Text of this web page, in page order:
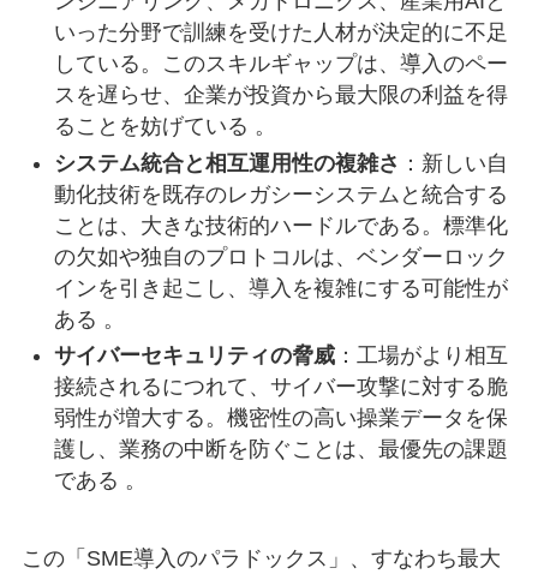
いった分野で訓練を受けた人材が決定的に不足
している。このスキルギャップは、導入のペー
スを遅らせ、企業が投資から最大限の利益を得
ることを妨げている 。
システム統合と相互運用性の複雑さ ：新しい自
動化技術を既存のレガシーシステムと統合する
ことは、大きな技術的ハードルである。標準化
の欠如や独自のプロトコルは、ベンダーロック
インを引き起こし、導入を複雑にする可能性が
ある 。
サイバーセキュリティの脅威：工場がより相互
接続されるにつれて、サイバー攻撃に対する脆
弱性が増大する。機密性の高い操業データを保
護し、業務の中断を防ぐことは、最優先の課題
である 。
この「SME導入のパラドックス」、すなわち最大